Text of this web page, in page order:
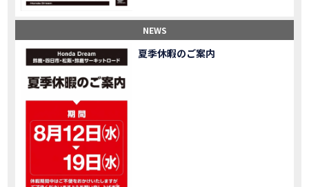
おめでたい人生初バイク納車！スタッフがまさかの対応…
【激カワ女子登場】バイク女子はツーリング中も〇〇が大好き♡
MOVIE 正統派NC750X！大型二輪教習から10年目の素直な感想|Honda NC750X DCT【バイク女子ツーリング】
MOVIE 女が乗るバイクじゃない？低身長女が検証します
MOVIE 【福井1泊ツーリング】バイク女子、仲悪いって本当？
MOVIE 大型ツアラー！Gold Wing Tour 50th ANNIVWRSARYは女性ライダーでもツーリングを楽しめるのか検証してみた｜Honda ゴールドウイング
MOVIE 【Monkey125】初めてモンキー！意外な◯◯へ行って来た【三重ホンダヒート】
NEW BIKE 大型ツアラー「Gold Wing Tour」と特別仕様の 「Gold Wing Tour 50th ANNIVERSARY」を 受注期間限定で発売
【三重県】女性ライダーツーリングを満喫しました｜CB1000HORNET CB750HORNET CB650R E-Clutch
MOVIE 【女子ツーの実態】恥ずかしいけど、暴露しました。
NEWS
夏季休暇のご案内